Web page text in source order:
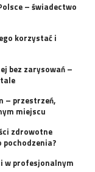
– świadectwo
korzystać i
bez zarysowań –
– przestrzeń,
miejscu
zdrowotne
w profesjonalnym